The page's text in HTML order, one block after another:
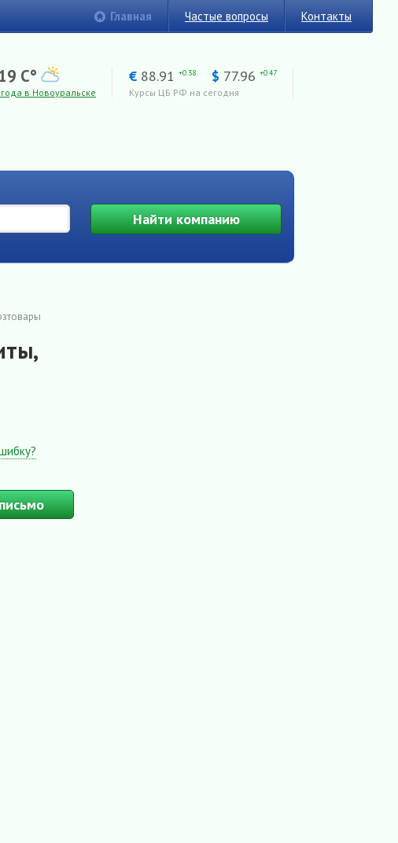
Главная Частые вопросы Контакты
C°
в Новоуральске
€ 88.91 +0.38 $ 77.96 +0.47
Курсы ЦБ РФ на сегодня
Найтикомпанию